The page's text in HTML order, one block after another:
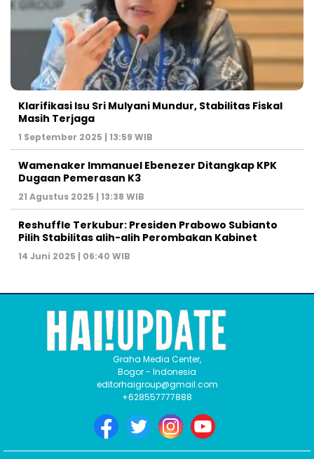
Klarifikasi Isu Sri Mulyani Mundur, Stabilitas Fiskal
Masih Terjaga
1 September 2025 | 13:59 WIB
Wamenaker Immanuel Ebenezer Ditangkap KPK
Dugaan Pemerasan K3
21 Agustus 2025 | 13:38 WIB
Reshuffle Terkubur: Presiden Prabowo Subianto
Pilih Stabilitas alih-alih Perombakan Kabinet
14 Juni 2025 | 06:40 WIB
Graha Media Center,
Bogor - Indonesia
editorhaigroup@gmail.com
+628557777888